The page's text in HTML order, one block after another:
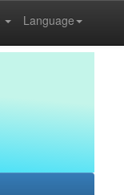
Language